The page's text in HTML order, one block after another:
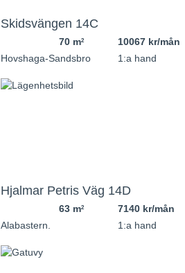
Skidsvängen 14C
70 m2
10067 kr/mån
Hovshaga-Sandsbro
1:a hand
Hjalmar Petris Väg 14D
63 m2
7140 kr/mån
Alabastern.
1:a hand